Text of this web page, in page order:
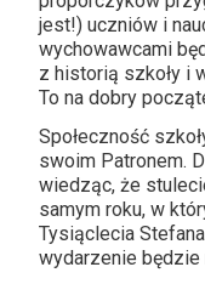
jest!) uczniów i
wychowawcami
z historią szkoły i
To na dobry
Społeczność
swoim Patronem.
wiedząc, że
samym roku, w
Tysiąclecia
wydarzenie będzie